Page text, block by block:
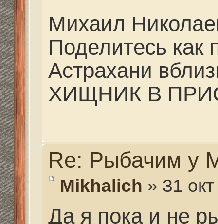
мелочи, но занимают
я и ехал готовить
Спортивную
душ и туалет.
перепланировку.
сейчас еще тепло.
похолодает. Сам же
судак ловиться
декабре я здесь буду
ноябре тоже.